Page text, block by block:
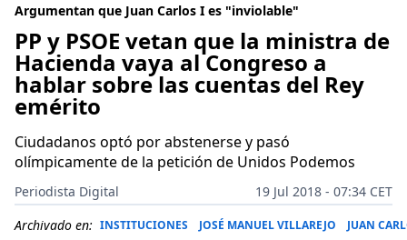
Argumentan que Juan Carlos I es "inviolable"
PP y PSOE vetan que la ministra de
Hacienda vaya al Congreso a
hablar sobre las cuentas del Rey
emérito
Ciudadanos optó por abstenerse y pasó
olímpicamente de la petición de Unidos Podemos
Periodista Digital
19 Jul 2018 - 07:34 CET
Archivado en: INSTITUCIONES JOSÉ MANUEL VILLAREJO JUAN